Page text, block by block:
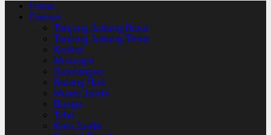
Home
Daerah
Tanjung Jabung Barat
Tanjung Jabung Timur
Kerinci
Merangin
Sarolangun
Batang Hari
Muaro Jambi
Bungo
Tebo
Kota Jambi